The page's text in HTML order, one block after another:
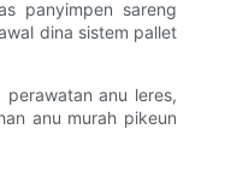
panyimpen sareng
dina sistem pallet
anu leres,
anu murah pikeun